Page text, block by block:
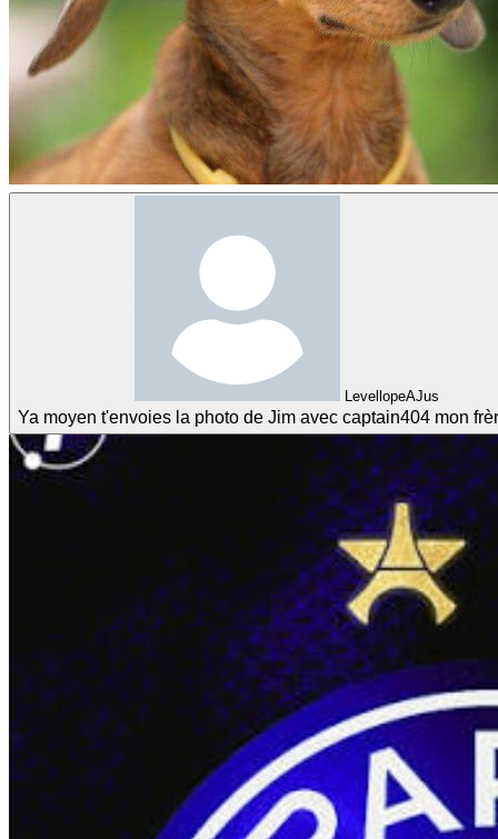
LevellopeAJus
Ya moyen t'envoies la photo de Jim avec captain404 mon